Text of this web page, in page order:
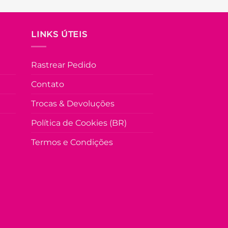
LINKS ÚTEIS
Rastrear Pedido
Contato
Trocas & Devoluções
Política de Cookies (BR)
Termos e Condições